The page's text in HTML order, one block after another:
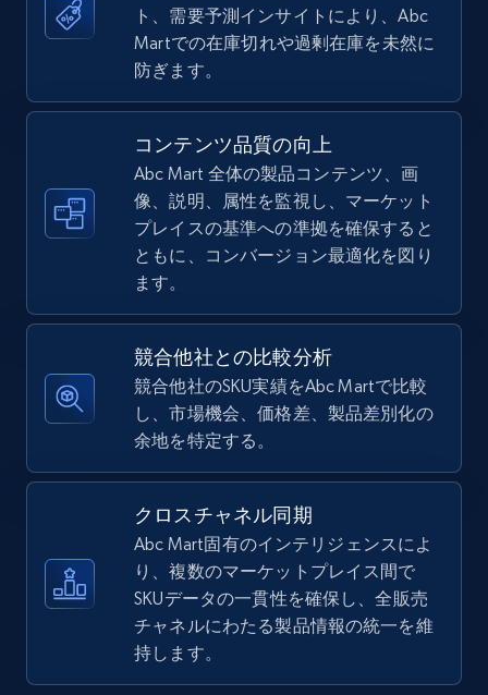
5.4K+ 668+ 今すぐ始める
TikTok Shop - Collect TikTok shop products
by keywords search
URL, Title, Available, Description, Currency, Initial
price, Final price, Discount percent, and more.
TikTok Shop - discover records by shop url
URL, Title, Available, Description, Currency, Initial
price, Final price, Discount percent, and more.
今すぐ始める
Amazon sellers info
Seller id, URL, Seller name, Description, Detailed
info, Stars, Feedbacks, Return policy, and more.
ト、需要予測インサイトにより、Abc
Martでの在庫切れや過剰在庫を未然に
防ぎます。
コンテンツ品質の向上
Abc Mart 全体の製品コンテンツ、画
像、説明、属性を監視し、マーケット
プレイスの基準への準拠を確保すると
ともに、コンバージョン最適化を図り
ます。
競合他社との比較分析
競合他社のSKU実績をAbc Martで比較
し、市場機会、価格差、製品差別化の
余地を特定する。
クロスチャネル同期
Abc Mart固有のインテリジェンスによ
り、複数のマーケットプレイス間で
SKUデータの一貫性を確保し、全販売
チャネルにわたる製品情報の統一を維
持します。